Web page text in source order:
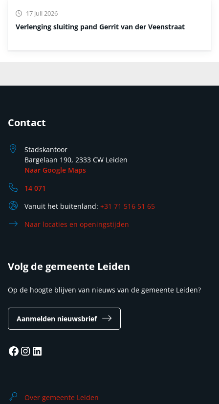
Verlenging sluiting pand Gerrit van der Veenstraat
17 juli 2026
Contact
Stadskantoor
Bargelaan 190, 2333 CW Leiden
Naar Google Maps
14 071
Vanuit het buitenland: +31 71 516 51 65
Naar locaties en openingstijden
Volg de gemeente Leiden
Op de hoogte blijven van nieuws van de gemeente Leiden?
Aanmelden nieuwsbrief
Facebook
Instagram
LinkedIn
Over gemeente Leiden